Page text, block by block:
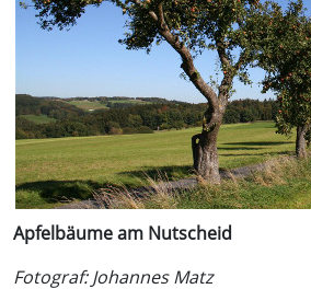
Apfelbäume am Nutscheid
Fotograf: Johannes Matz